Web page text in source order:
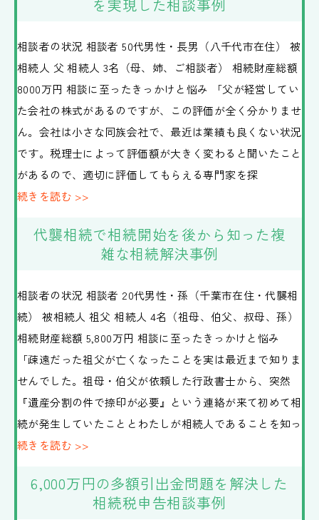
を実現した相談事例
相談者の状況 相談者 50代男性・長男（八千代市在住） 被
相続人 父 相続人 3名（母、姉、ご相談者） 相続財産総額
8000万円 相談に至ったきっかけと悩み 「父が経営してい
た会社の株式があるのですが、この評価が全く分かりませ
ん。会社は小さな同族会社で、最近は業績も良くない状況
です。税理士によって評価額が大きく変わると聞いたこと
があるので、適切に評価してもらえる専門家を探
続きを読む >>
代襲相続で相続開始を後から知った複
雑な相続解決事例
相談者の状況 相談者 20代男性・孫（千葉市在住・代襲相
続） 被相続人 祖父 相続人 4名（祖母、伯父、叔母、孫）
相続財産総額 5,800万円 相談に至ったきっかけと悩み
「疎遠だった祖父が亡くなったことを実は最近まで知りま
せんでした。祖母・伯父が依頼した行政書士から、突然
『遺産分割の件で捺印が必要』という連絡が来て初めて相
続が発生していたこととわたしが相続人であることを知っ
続きを読む >>
6,000万円の多額引出金問題を解決した
相続税申告相談事例